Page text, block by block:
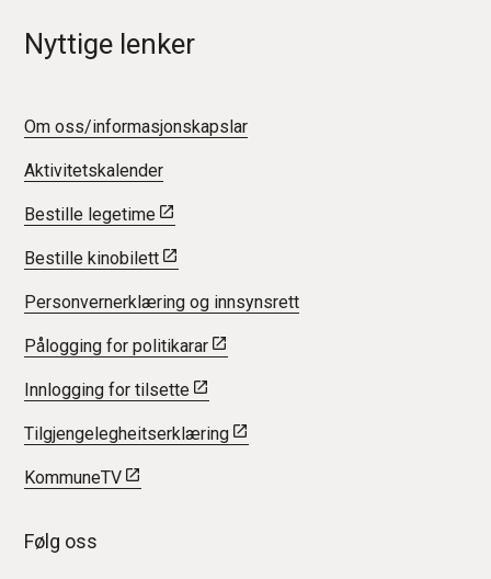
Nyttige lenker
Om oss/informasjonskapslar
Aktivitetskalender
Bestille legetime
Bestille kinobilett
Personvernerklæring og innsynsrett
Pålogging for politikarar
Innlogging for tilsette
Tilgjengelegheitserklæring
KommuneTV
Følg oss